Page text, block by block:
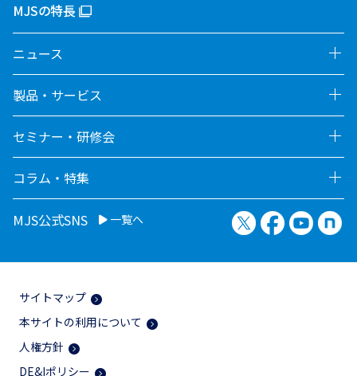
MJSの特長
ニュース
製品・サービス
セミナー・研修会
コラム・特集
MJS公式SNS 一覧へ X（旧Twitter）
Facebook
サイトマップ
本サイトの利用について
人権方針
DE&Iポリシー